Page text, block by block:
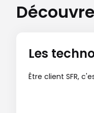
Les
Être client SFR,